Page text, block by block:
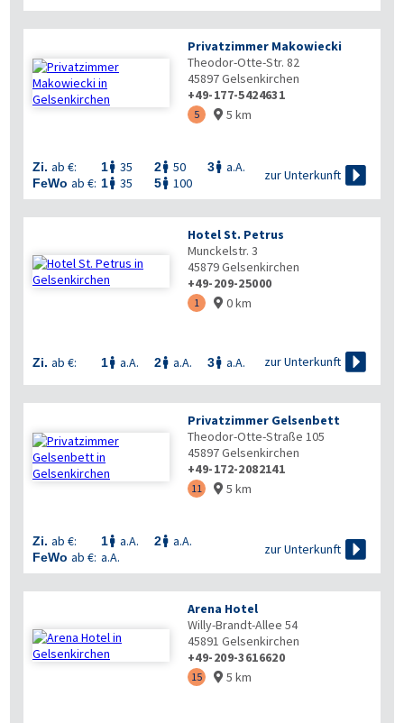
Privatzimmer Makowiecki
Theodor-Otte-Str. 82
45897Gelsenkirchen
+49-177-5424631
5  5 km
Zi. ab €: 1 35 2 50 3 a.A.
FeWo ab €: 1 35 5 100
zur Unterkunft 
Hotel St. Petrus
Munckelstr. 3
45879Gelsenkirchen
+49-209-25000
1  0 km
Zi. ab €: 1 a.A. 2 a.A. 3 a.A. zur Unterkunft 
Privatzimmer Gelsenbett
Theodor-Otte-Straße 105
45897Gelsenkirchen
+49-172-2082141
11  5 km
Zi. ab €: 1 a.A. 2 a.A.
FeWo ab €: a.A.
zur Unterkunft 
Arena Hotel
Willy-Brandt-Allee 54
45891 Gelsenkirchen
+49-209-3616620
15  5 km